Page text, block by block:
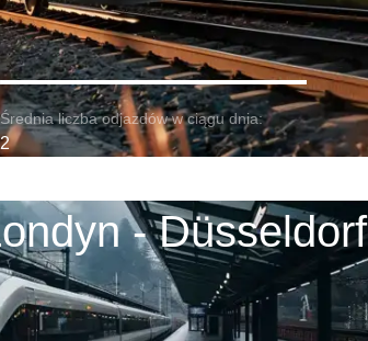
Średnia liczba odjazdów w ciągu dnia:
2
- Düsseldorf